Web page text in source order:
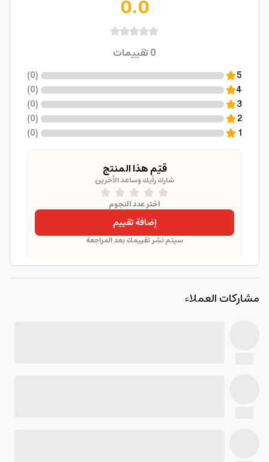
0.0
0تقييمات
5
(
0
)
4
(
0
)
3
(
0
)
2
(
0
)
1
(
0
)
قيّم هذا المنتج
شارك رأيك وساعد الآخرين
اختر عدد النجوم
إضافة تقييم
سيتم نشر تقييمك بعد المراجعة
مشاركات العملاء